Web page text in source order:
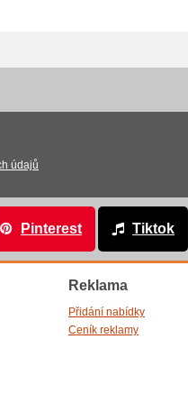
údajů
Pinterest Tiktok
Reklama
Přidání nabídky
Ceník reklamy